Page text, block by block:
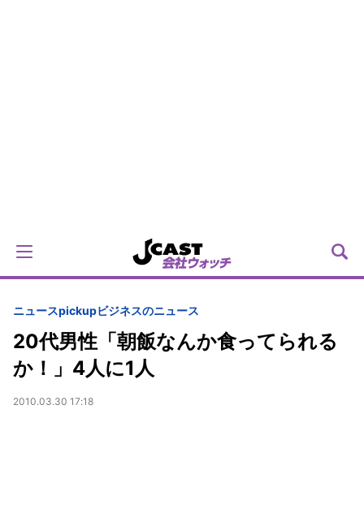
ニュースpickupビジネスのニュース
20代男性「朝飯なんか食ってられる
か！」4人に1人
2010.03.30 17:18